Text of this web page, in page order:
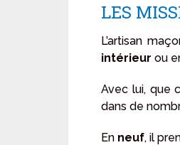
LES
L’artisan
intérieur ou
Avec lui, que
dans de
En neuf, il